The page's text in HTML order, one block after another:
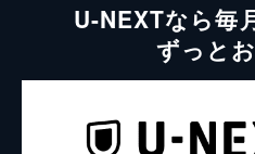
U-NEXTなら毎
ずっと